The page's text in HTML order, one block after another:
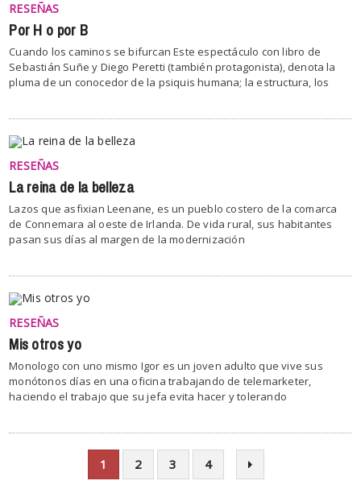
RESEÑAS
Por H o por B
Cuando los caminos se bifurcan Este espectáculo con libro de
Sebastián Suñe y Diego Peretti (también protagonista), denota la
pluma de un conocedor de la psiquis humana; la estructura, los
RESEÑAS
La reina de la belleza
Lazos que asfixian Leenane, es un pueblo costero de la comarca
de Connemara al oeste de Irlanda. De vida rural, sus habitantes
pasan sus días al margen de la modernización
RESEÑAS
Mis otros yo
Monologo con uno mismo Igor es un joven adulto que vive sus
monótonos días en una oficina trabajando de telemarketer,
haciendo el trabajo que su jefa evita hacer y tolerando
1 2 3 4